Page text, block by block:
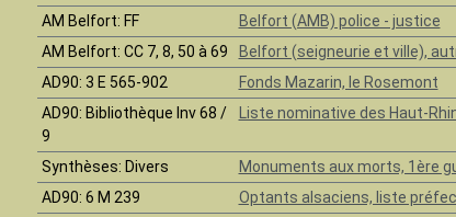
AM Belfort: FF Belfort (AMB) police - justice
AM Belfort: CC 7, 8, 50 à 69
Belfort (seigneurie et ville),
AD90: 3 E 565-902 Fonds Mazarin, le Rosemont
AD90: Bibliothèque Inv 68 /
9
Liste nominative des Haut-
Synthèses: Divers
Monuments aux morts, 1ère
AD90: 6 M 239 Optants alsaciens, liste